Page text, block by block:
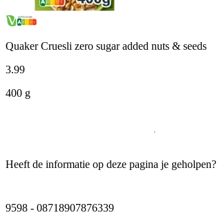
Quaker Cruesli zero sugar added nuts & seeds
3.99
400 g
Heeft de informatie op deze pagina je geholpen?
9598 - 08718907876339